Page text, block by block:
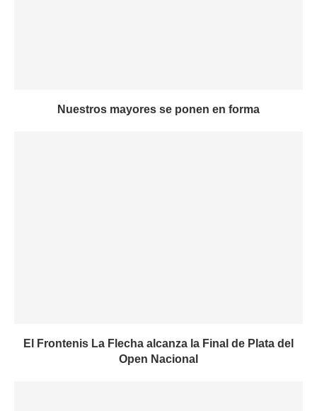
Nuestros mayores se ponen en forma
El Frontenis La Flecha alcanza la Final de Plata del
Open Nacional